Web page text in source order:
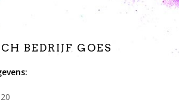
BEDRIJF GOES